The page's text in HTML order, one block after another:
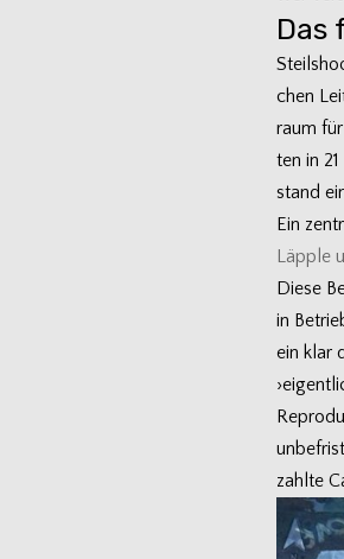
Das
chen
raum
ten in
stand
Ein
Läpple
Diese
in
ein klar
zahlte